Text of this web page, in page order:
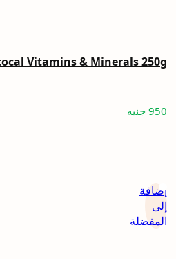
Vitamins & Minerals 250g
950 جنيه
إضافة
إلى
المفضلة